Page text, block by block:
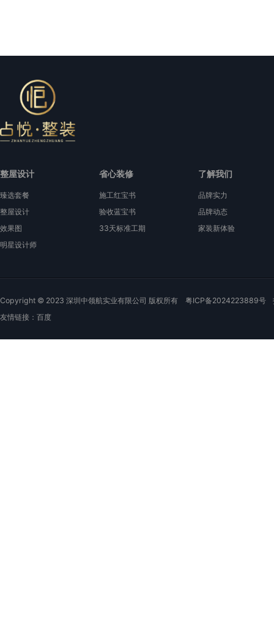
整屋设计
臻选套餐
整屋设计
效果图
明星设计师
省心装修
施工红宝书
验收蓝宝书
33天标准工期
了解我们
品牌实力
品牌动态
家装新体验
Copyright © 2023 深圳中领航实业有限公司 版权所有 粤ICP备2024223889号
友情链接： 百度